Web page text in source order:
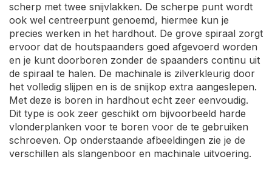
scherp met twee snijvlakken. De scherpe punt wordt
ook wel centreerpunt genoemd, hiermee kun je
precies werken in het hardhout. De grove spiraal zorgt
ervoor dat de houtspaanders goed afgevoerd worden
en je kunt doorboren zonder de spaanders continu uit
de spiraal te halen. De machinale is zilverkleurig door
het volledig slijpen en is de snijkop extra aangeslepen.
Met deze is boren in hardhout echt zeer eenvoudig.
Dit type is ook zeer geschikt om bijvoorbeeld harde
vlonderplanken voor te boren voor de te gebruiken
schroeven. Op onderstaande afbeeldingen zie je de
verschillen als slangenboor en machinale uitvoering.